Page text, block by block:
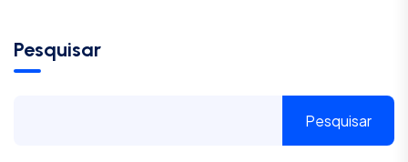
Pesquisar
Pesquisar